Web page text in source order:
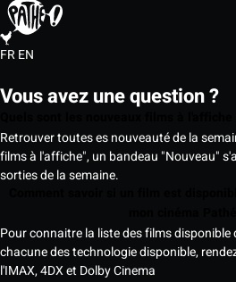
FREN
Vous avez une question ?
Retrouver toutes es nouveauté de la
films à l'affiche", un bandeau "Nouveau"
sorties de la semaine.
Pour connaitre la liste des films
chacune des technologie disponible,
l'IMAX, 4DX et Dolby Cinema